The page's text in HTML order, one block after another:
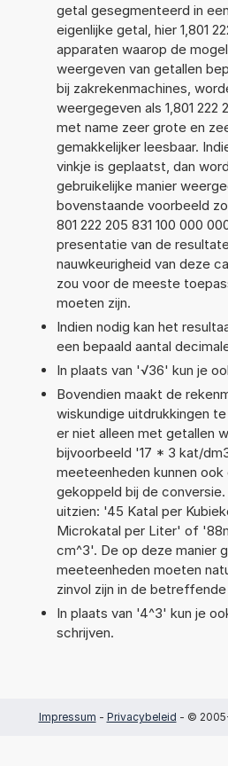
getal gesegmenteerd in
eigenlijke getal, hier 1,801
apparaten waarop de
weergeven van getallen
bij zakrekenmachines,
weergegeven als 1,801 222
met name zeer grote en
gemakkelijker leesbaar.
vinkje is geplaatst, dan
gebruikelijke manier
bovenstaande voorbeeld
801 222 205 831 100 000
presentatie van de
nauwkeurigheid van deze
zou voor de meeste
moeten zijn.
Indien nodig kan het
een bepaald aantal
In plaats van '√36' kun je
Bovendien maakt de
wiskundige uitdrukkingen
er niet alleen met getallen
bijvoorbeeld '17 * 3 kat/
meeteenheden kunnen
gekoppeld bij de
uitzien: '45 Katal per
Microkatal per Liter' of
cm^3'. De op deze manier
meeteenheden moeten
zinvol zijn in de
In plaats van '4^3' kun je
schrijven.
Impressum - Privacybeleid - ©